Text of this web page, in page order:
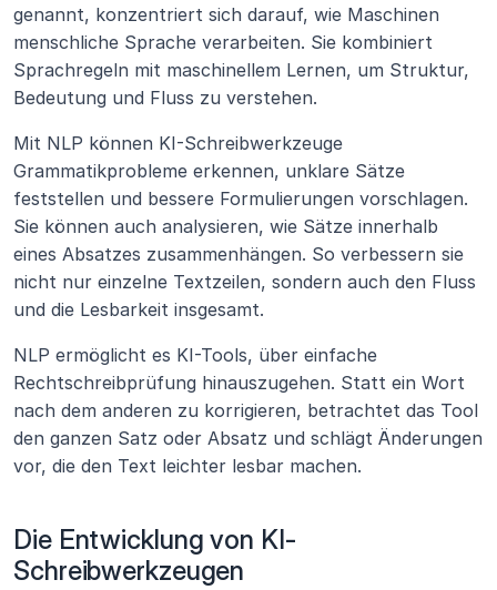
genannt, konzentriert sich darauf, wie Maschinen
menschliche Sprache verarbeiten. Sie kombiniert
Sprachregeln mit maschinellem Lernen, um Struktur,
Bedeutung und Fluss zu verstehen.
Mit NLP können KI-Schreibwerkzeuge
Grammatikprobleme erkennen, unklare Sätze
feststellen und bessere Formulierungen vorschlagen.
Sie können auch analysieren, wie Sätze innerhalb
eines Absatzes zusammenhängen. So verbessern sie
nicht nur einzelne Textzeilen, sondern auch den Fluss
und die Lesbarkeit insgesamt.
NLP ermöglicht es KI-Tools, über einfache
Rechtschreibprüfung hinauszugehen. Statt ein Wort
nach dem anderen zu korrigieren, betrachtet das Tool
den ganzen Satz oder Absatz und schlägt Änderungen
vor, die den Text leichter lesbar machen.
Die Entwicklung von KI-
Schreibwerkzeugen